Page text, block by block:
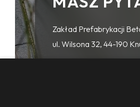
Zakład Prefabrykacji
ul. Wilsona 32, 44-190